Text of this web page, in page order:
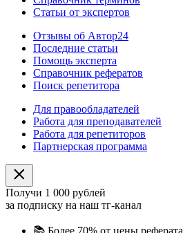
Статьи от экспертов
Отзывы об Автор24
Последние статьи
Помощь эксперта
Справочник рефератов
Поиск репетитора
Для правообладателей
Работа для преподавателей
Работа для репетиторов
Партнерская программа
Получи 1 000 рублей
за подписку на наш тг-канал
📚 Более 70% от цены реферата